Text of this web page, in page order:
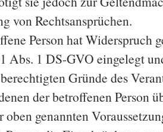
von Rechtsansprüchen.
Person hat Widerspruch
Abs. 1 DS-GVO eingelegt
Gründe des
der betroffenen Person
oben genannten